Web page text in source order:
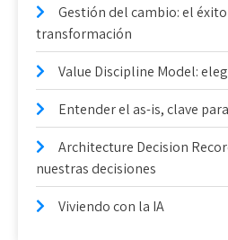
Gestión del cambio: el
transformación
Value Discipline Model:
Entender el as-is, clave
Architecture Decision
nuestras decisiones
Viviendo con la IA